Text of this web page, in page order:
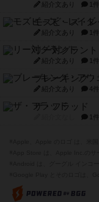
紹介文あり 1
モズビ－ズ・レ
紹介文あり 1
リー対グラント
紹介文あり 1
ブレーキング・
紹介文あり 4
ザ・フラッド
1